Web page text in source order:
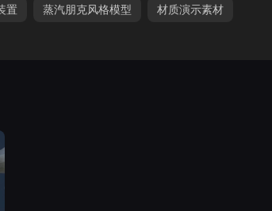
置 蒸汽朋克风格模型 材质演示素材